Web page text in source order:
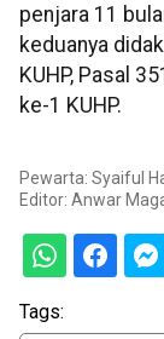
penjara 11
keduanya
KUHP, Pasal
ke-1 KUHP.
Pewarta: Syaiful
Editor: Anwar
Tags: